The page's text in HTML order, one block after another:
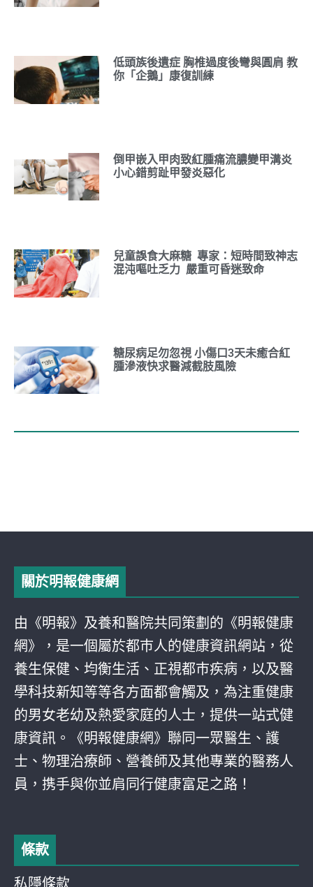
低頭族後遺症 胸椎過度後彎與圓肩 教
你「企鵝」康復訓練
倒甲嵌入甲肉致紅腫痛流膿變甲溝炎
小心錯剪趾甲發炎惡化
兒童誤食大麻糖 專家：短時間致神志
混沌嘔吐乏力 嚴重可昏迷致命
糖尿病足勿忽視 小傷口3天未癒合紅
腫滲液快求醫減截肢風險
關於明報健康網
由《明報》及養和醫院共同策劃的《明報健康
網》，是一個屬於都巿人的健康資訊網站，從
養生保健、均衡生活、正視都巿疾病，以及醫
學科技新知等等各方面都會觸及，為注重健康
的男女老幼及熱愛家庭的人士，提供一站式健
康資訊。《明報健康網》聯同一眾醫生、護
士、物理治療師、營養師及其他專業的醫務人
員，携手與你並肩同行健康富足之路！
條款
私隱條款